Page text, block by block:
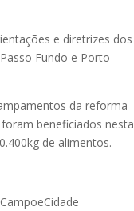
e diretrizes dos
Fundo e Porto
da reforma
beneficiados nesta
de alimentos.